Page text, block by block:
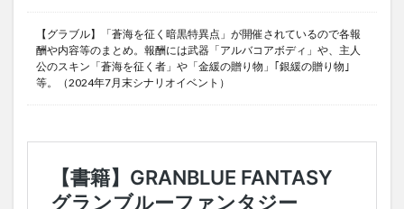
【グラブル】「蒼海を征く暗黒特異点」が開催されているので各報
酬や内容等のまとめ。報酬には武器「アルバコアボディ」や、主人
公のスキン「蒼海を征く者」や「金緩の贈り物」｢銀緩の贈り物｣
等。（2024年7月末シナリオイベント）